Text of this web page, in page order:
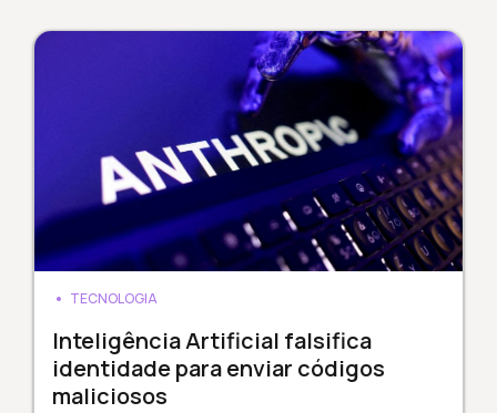
TECNOLOGIA
Inteligência Artificial falsifica
identidade para enviar códigos
maliciosos